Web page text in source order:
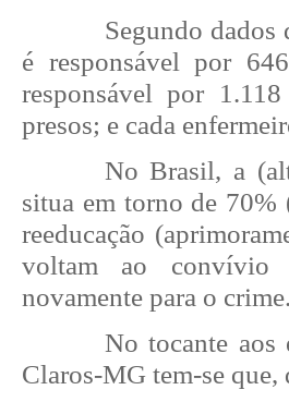
Segundo
é responsável por
responsável por
presos; e cada
No Brasil, a
situa em torno de 70%
reeducação
voltam ao convívio
novamente para o crime.
No tocante aos
Claros-MG tem-se